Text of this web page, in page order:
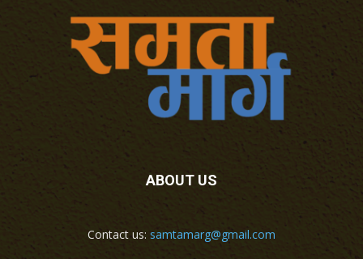
ABOUT US
Contact us: samtamarg@gmail.com